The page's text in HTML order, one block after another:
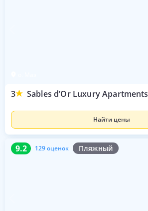
3 Sables d’Or Luxury Apartments
Найти цены
9.2 129 оценок Пляжный
9.2 129 оценок